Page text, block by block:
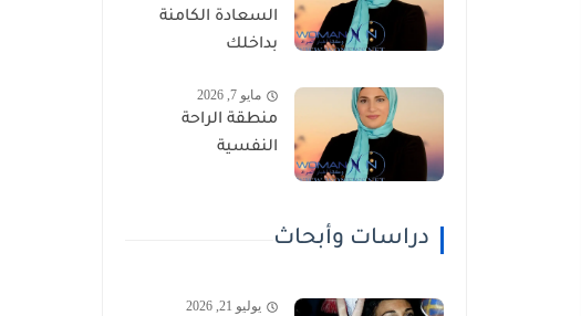
السعادة الكامنة
بداخلك
مايو 7, 2026
منطقة الراحة
النفسية
دراسات وأبحاث
يوليو 21, 2026